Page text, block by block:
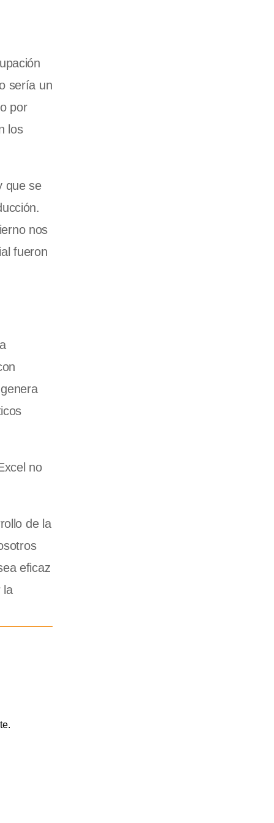
sería un
por
los
que se
nos
fueron
no
de la
eficaz
la